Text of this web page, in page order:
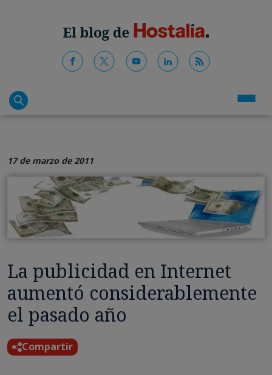
17 de marzo de 2011
La publicidad en Internet
aumentó considerablemente
el pasado año
Compartir